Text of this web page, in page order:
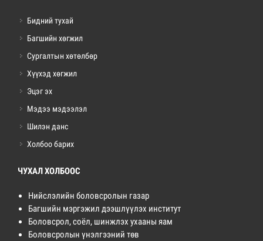
Бидний тухай
Багшийн хөгжил
Сургалтын хөтөлбөр
Хүүхэд хөгжил
Эцэг эх
Мэдээ мэдээлэл
Шилэн данс
Холбоо барих
ЧУХАЛ ХОЛБООС
Нийслэлийн боловсролын газар
Багшийн мэргэжил дээшлүүлэх институт
Боловсрол, соёл, шинжлэх ухааны яам
Боловсролын үнэлгээний төв